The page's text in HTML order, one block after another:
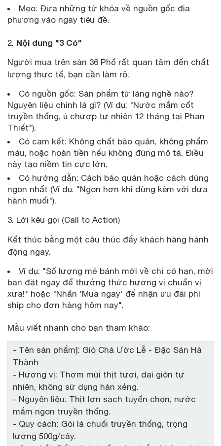
Mẹo: Đưa những từ khóa về nguồn gốc địa
phương vào ngay tiêu đề.
2. Nội dung "3 Có"
Người mua trên sàn 36 Phố rất quan tâm đến chất
lượng thực tế, bạn cần làm rõ:
Có nguồn gốc: Sản phẩm từ làng nghề nào?
Nguyên liệu chính là gì? (Ví dụ: "Nước mắm cốt
truyền thống, ủ chượp tự nhiên 12 tháng tại Phan
Thiết").
Có cam kết: Không chất bảo quản, không phẩm
màu, hoặc hoàn tiền nếu không đúng mô tả. Điều
này tạo niềm tin cực lớn.
Có hướng dẫn: Cách bảo quản hoặc cách dùng
ngon nhất (Ví dụ: "Ngon hơn khi dùng kèm với dưa
hành muối").
3. Lời kêu gọi (Call to Action)
Kết thúc bằng một câu thúc đẩy khách hàng hành
động ngay.
Ví dụ: "Số lượng mẻ bánh mới về chỉ có hạn, mời
bạn đặt ngay để thưởng thức hương vị chuẩn vị
xưa!" hoặc "Nhấn 'Mua ngay' để nhận ưu đãi phí
ship cho đơn hàng hôm nay".
Mẫu viết nhanh cho bạn tham khảo:
- Tên sản phẩm]: Giò Chả Ước Lễ - Đặc Sản Hà
Thành
- Hương vị: Thơm mùi thịt tươi, dai giòn tự
nhiên, không sử dụng hàn xẻng.
- Nguyên liệu: Thịt lợn sạch tuyển chọn, nước
mắm ngon truyền thống.
- Quy cách: Gói lá chuối truyền thống, trọng
lượng 500g/cây.